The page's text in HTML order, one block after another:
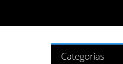
Categorías